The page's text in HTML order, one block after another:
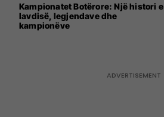
Kampionatet Botërore: Një histori e
lavdisë, legjendave dhe
kampionëve